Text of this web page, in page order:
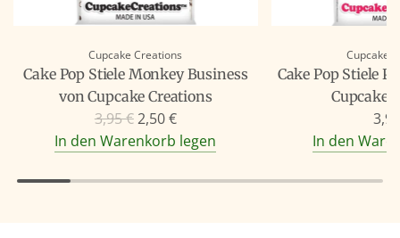
Cupcake Creations
Cake Pop Stiele Monkey Business
von Cupcake Creations
R
e
u
3,95 €2,50 €
In den Warenkorb legen
Cupcake
Cake Pop Stiele
Cupcake
In den